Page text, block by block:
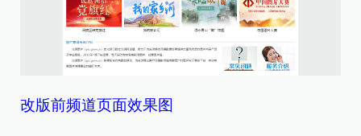
改版前频道页面效果图